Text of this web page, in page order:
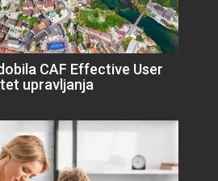
CAF Effective User
upravljanja